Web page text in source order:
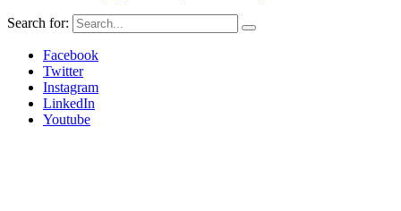
Search for:
Facebook
Twitter
Instagram
LinkedIn
Youtube